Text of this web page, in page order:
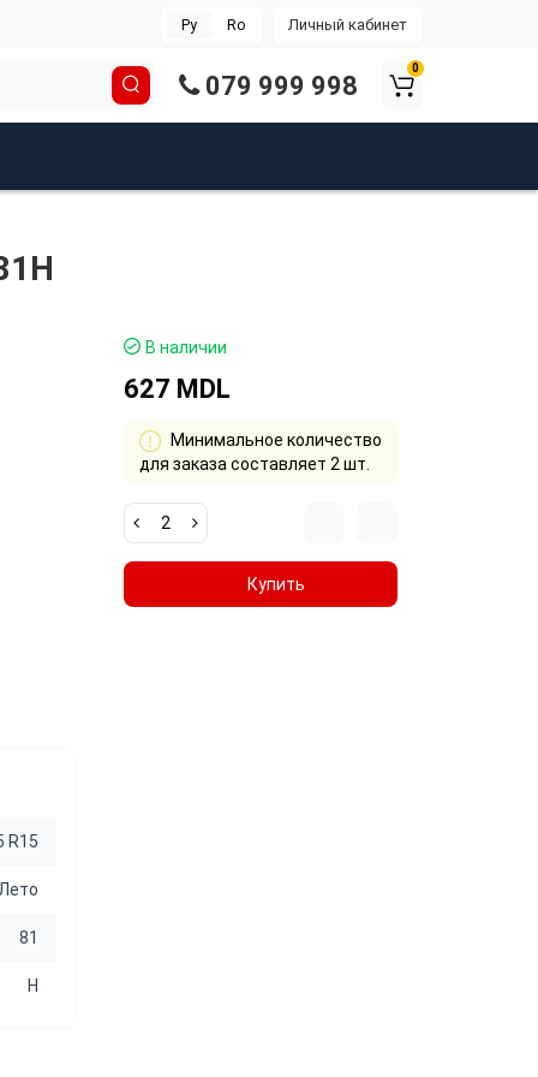
Личный кабинет
Ру Ro
079 999 998
0
В наличии
627 MDL
Минимальное количество
для заказа составляет 2 шт.
Купить
R15
81
H